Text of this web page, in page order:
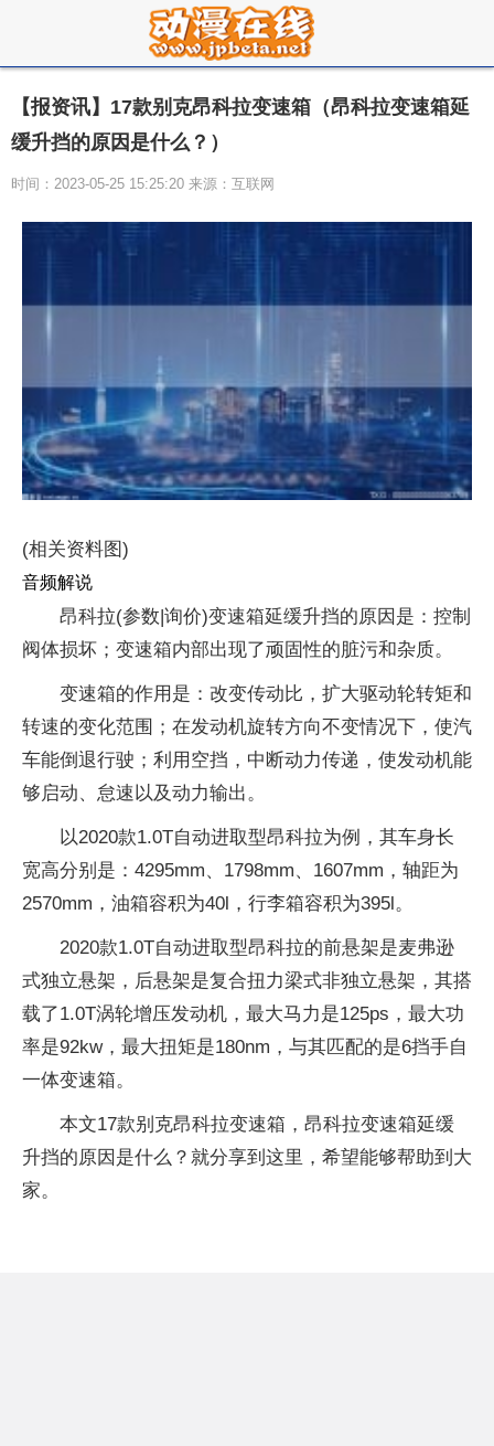
【报资讯】17款别克昂科拉变速箱（昂科拉变速箱延
缓升挡的原因是什么？）
时间：2023-05-25 15:25:20 来源：互联网
(相关资料图)
音频解说
昂科拉(参数|询价)变速箱延缓升挡的原因是：控制
阀体损坏；变速箱内部出现了顽固性的脏污和杂质。
变速箱的作用是：改变传动比，扩大驱动轮转矩和
转速的变化范围；在发动机旋转方向不变情况下，使汽
车能倒退行驶；利用空挡，中断动力传递，使发动机能
够启动、怠速以及动力输出。
以2020款1.0T自动进取型昂科拉为例，其车身长
宽高分别是：4295mm、1798mm、1607mm，轴距为
2570mm，油箱容积为40l，行李箱容积为395l。
2020款1.0T自动进取型昂科拉的前悬架是麦弗逊
式独立悬架，后悬架是复合扭力梁式非独立悬架，其搭
载了1.0T涡轮增压发动机，最大马力是125ps，最大功
率是92kw，最大扭矩是180nm，与其匹配的是6挡手自
一体变速箱。
本文17款别克昂科拉变速箱，昂科拉变速箱延缓
升挡的原因是什么？就分享到这里，希望能够帮助到大
家。